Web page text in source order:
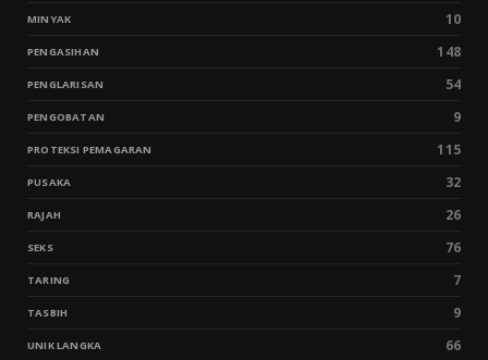
MINYAK 10
PENGASIHAN 148
PENGLARISAN 54
PENGOBATAN 9
PROTEKSI PEMAGARAN 115
PUSAKA 32
RAJAH 26
SEKS 76
TARING 7
TASBIH 9
UNIK LANGKA 66